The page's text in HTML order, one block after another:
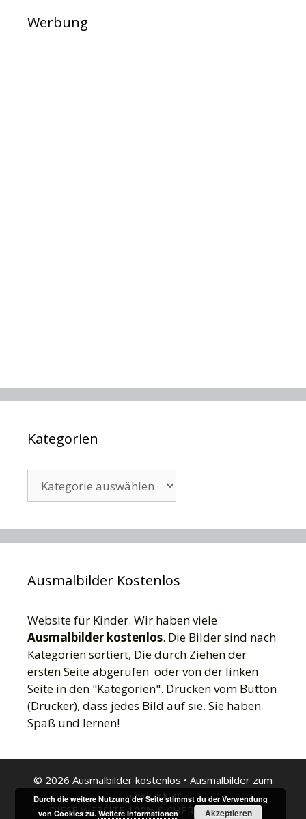
Werbung
Kategorien
Ausmalbilder Kostenlos
Website für Kinder. Wir haben viele
Ausmalbilder kostenlos. Die Bilder sind nach
Kategorien sortiert, Die durch Ziehen der
ersten Seite abgerufen oder von der linken
Seite in den "Kategorien". Drucken vom Button
(Drucker), dass jedes Bild auf sie. Sie haben
Spaß und lernen!
© 2026 Ausmalbilder kostenlos • Ausmalbilder zum
ausdrucken
DIESE WEBSITE 100% SICHER FÜR KINDER
Durch die weitere Nutzung der Seite stimmst du der Verwendung
von Cookies zu.Weitere Informationen Akzeptieren